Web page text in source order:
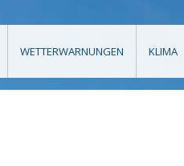
WETTERWARNUNGEN KLIMA